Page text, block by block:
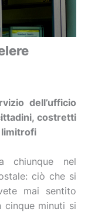
dell’ufficio
costretti
limitrofi
chiunque nel
ciò che si
mai sentito
minuti si